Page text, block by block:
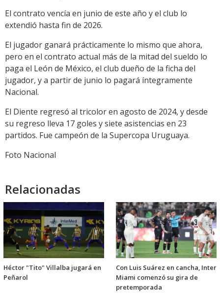
El contrato vencía en junio de este año y el club lo
extendió hasta fin de 2026.
El jugador ganará prácticamente lo mismo que ahora,
pero en el contrato actual más de la mitad del sueldo lo
paga el León de México, el club dueño de la ficha del
jugador, y a partir de junio lo pagará íntegramente
Nacional.
El Diente regresó al tricolor en agosto de 2024, y desde
su regreso lleva 17 goles y siete asistencias en 23
partidos. Fue campeón de la Supercopa Uruguaya.
Foto Nacional
Relacionadas
Héctor "Tito" Villalba jugará en
Peñarol
Con Luis Suárez en cancha, Inter
Miami comenzó su gira de
pretemporada